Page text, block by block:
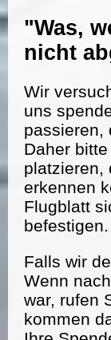
"Was,
nicht
Wir
uns
passieren,
Daher
platzieren,
erkennen
Flugblatt
befestigen.
Falls wir
Wenn
war, rufen
kommen